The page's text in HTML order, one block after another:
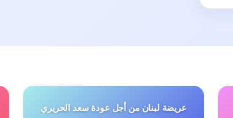
عريضة لبنان من أجل عودة سعد الحريري